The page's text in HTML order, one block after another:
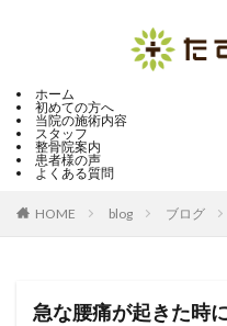
ホーム
初めての方へ
当院の施術内容
スタッフ
整骨院案内
患者様の声
よくある質問
HOME blog ブログ
急な腰痛が起きた時